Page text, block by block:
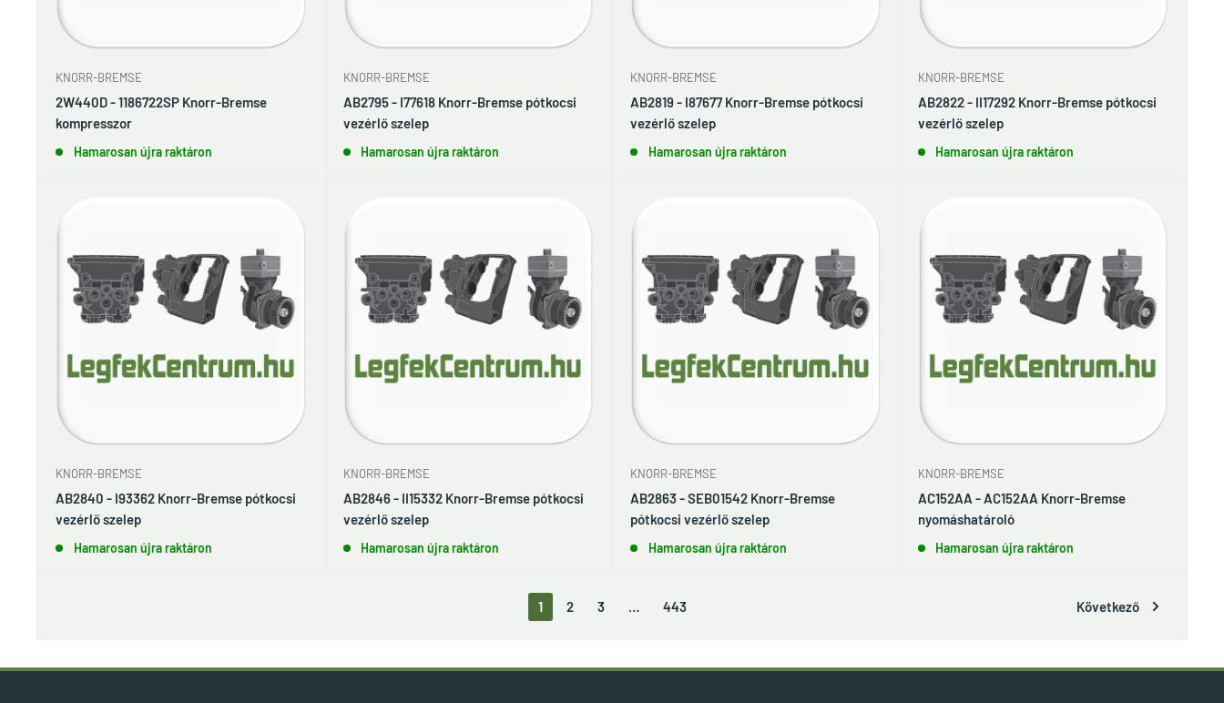
KNORR-BREMSE
2W440D - 1186722SP Knorr-Bremse
kompresszor
Hamarosan újra raktáron
KNORR-BREMSE
AB2795 - I77618 Knorr-Bremse pótkocsi
vezérlő szelep
Hamarosan újra raktáron
KNORR-BREMSE
AB2819 - I87677 Knorr-Bremse pótkocsi
vezérlő szelep
Hamarosan újra raktáron
KNORR-BREMSE
AB2822 - II17292 Knorr-Bremse pótkocsi
vezérlő szelep
Hamarosan újra raktáron
KNORR-BREMSE
AB2840 - I93362 Knorr-Bremse pótkocsi
vezérlő szelep
Hamarosan újra raktáron
KNORR-BREMSE
AB2846 - II15332 Knorr-Bremse pótkocsi
vezérlő szelep
Hamarosan újra raktáron
KNORR-BREMSE
AB2863 - SEB01542 Knorr-Bremse
pótkocsi vezérlő szelep
Hamarosan újra raktáron
KNORR-BREMSE
AC152AA - AC152AA Knorr-Bremse
nyomáshatároló
Hamarosan újra raktáron
1 2 3 … 443 Következő